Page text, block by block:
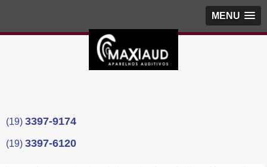
MENU
(19) 3397-9174
(19) 3397-6120